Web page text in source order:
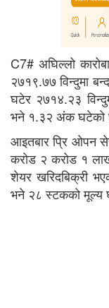
C7# अघिल्लो
२७१९.७७ विन्दुमा
घटेर २७१४.२३
भने १.३२ अंक घटेको
आइतबार प्रि ओपन
करोड २ करोड १
शेयर खरिदबिक्री
भने २८ स्टकको मूल्य